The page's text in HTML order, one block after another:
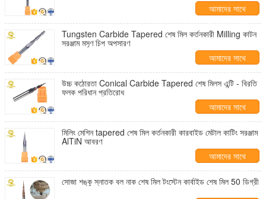
আমাদের সাথে
যোগাযোগ করুন
Tungsten Carbide Tapered শেষ মিল কর্তনকারী Milling কাটন
সরঞ্জাম মসৃণ চিপ অপসারণ
আমাদের সাথে
যোগাযোগ করুন
উচ্চ কঠোরতা Conical Carbide Tapered শেষ মিলস এন্টি - বিরতি
ফলক পরিধান প্রতিরোধ
আমাদের সাথে
যোগাযোগ করুন
মিলিং মেশিন tapered শেষ মিল কর্তনকারী কারবাইড মেটাল কাটিং সরঞ্জাম
AlTiN আবরণ
আমাদের সাথে
যোগাযোগ করুন
সোজা শঙ্কু স্নাতক বল নাক শেষ মিল টংস্টেন কার্বাইড শেষ মিল 50 ডিগ্রী